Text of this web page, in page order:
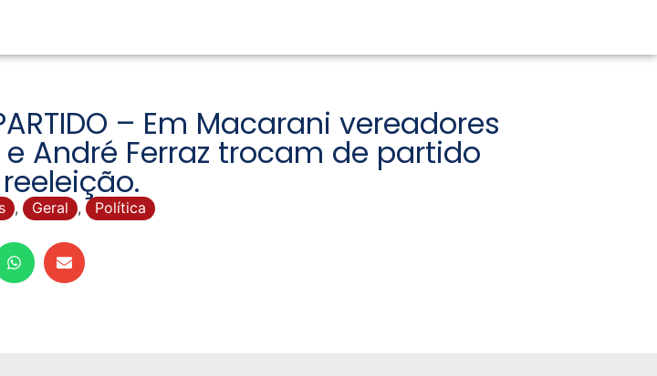
– Em Macarani vereadores
André Ferraz trocam de partido
, Geral , Política